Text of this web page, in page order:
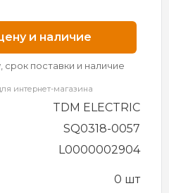
и наличие
поставки и наличие
интернет-магазина
TDM ELECTRIC
SQ0318-0057
L0000002904
0 шт